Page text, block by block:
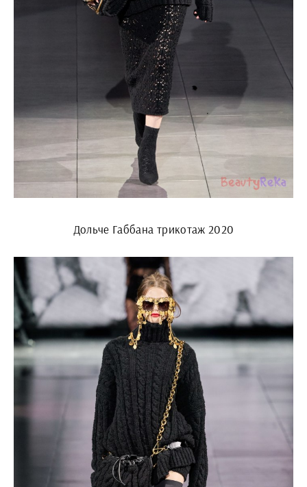
Дольче Габбана трикотаж 2020